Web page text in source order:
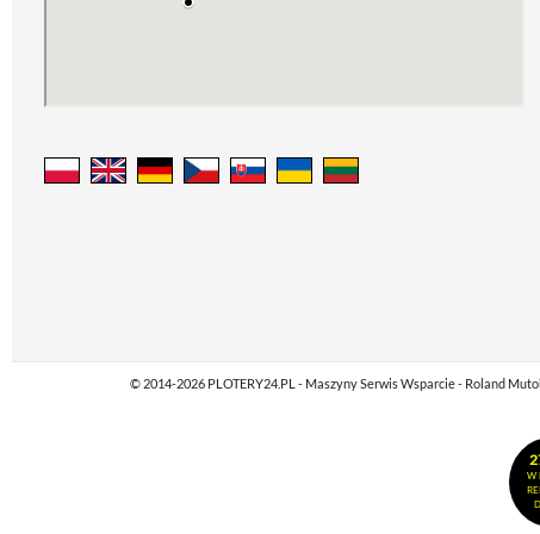
© 2014-2026 PLOTERY24.PL - Maszyny Serwis Wsparcie - Roland
W